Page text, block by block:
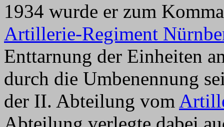
1934 wurde er zum
Artillerie-Regiment
Enttarnung der Einheiten
durch die Umbenennung
der II. Abteilung vom